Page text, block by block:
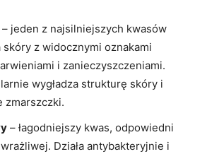
– jeden z najsilniejszych kwasów
skóry z widocznymi oznakami
i zanieczyszczeniami.
wygładza strukturę skóry i
zmarszczki.
– łagodniejszy kwas, odpowiedni
Działa antybakteryjnie i